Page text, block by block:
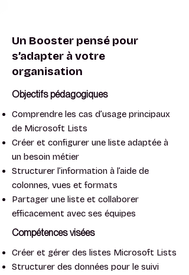
Un Booster pensé pour
s’adapter à votre
organisation
Objectifs pédagogiques
⁠Comprendre les cas d’usage principaux
de Microsoft Lists
Créer et configurer une liste adaptée à
un besoin métier
Structurer l’information à l’aide de
colonnes, vues et formats
Partager une liste et collaborer
efficacement avec ses équipes
Compétences visées
Créer et gérer des listes Microsoft Lists
Structurer des données pour le suivi